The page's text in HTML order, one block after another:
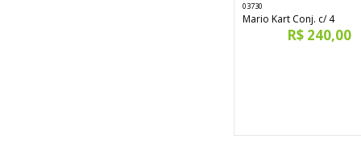
03730
Mario Kart Conj. c/ 4
R$ 240,00